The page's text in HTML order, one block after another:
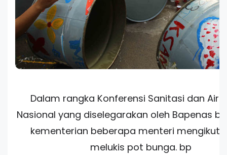
Dalam rangka Konferensi Sanitasi dan Air
Nasional yang diselegarakan oleh Bapenas
kementerian beberapa menteri mengikuti
melukis pot bunga. bp